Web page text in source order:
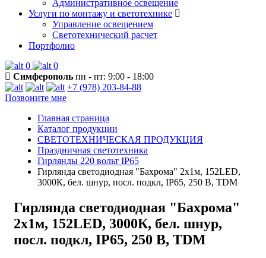
Административное освещение
Услуги по монтажу и светотехнике
Управление освещением
Светотехнический расчет
Портфолио
0
0
Симферополь пн - пт: 9:00 - 18:00
+7 (978) 203-84-88
Позвоните мне
Главная страница
Каталог продукции
СВЕТОТЕХНИЧЕСКАЯ ПРОДУКЦИЯ
Праздничная светотехника
Гирлянды 220 вольт IP65
Гирлянда светодиодная "Бахрома" 2х1м, 152LED,
3000К, бел. шнур, посл. подкл, IP65, 250 В, TDM
Гирлянда светодиодная "Бахрома"
2х1м, 152LED, 3000К, бел. шнур,
посл. подкл, IP65, 250 В, TDM